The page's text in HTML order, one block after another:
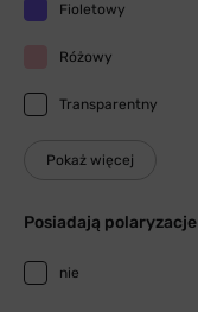
Fioletowy
Różowy
Transparentny
Pokaż więcej
Posiadają polaryzacje
nie